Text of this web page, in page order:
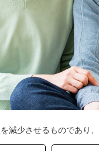
少させるものであり